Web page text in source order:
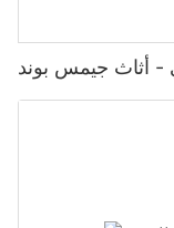
- أثاث جيمس بوند